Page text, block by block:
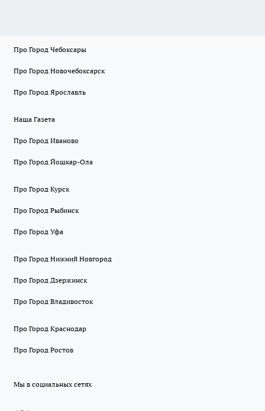
Про Город Чебоксары
Про Город Новочебоксарск
Про Город Ярославль
Наша Газета
Про Город Иваново
Про Город Йошкар-Ола
Про Город Курск
Про Город Рыбинск
Про Город Уфа
Про Город Нижний Новгород
Про Город Дзержинск
Про Город Владивосток
Про Город Краснодар
Про Город Ростов
Мы в социальных сетях